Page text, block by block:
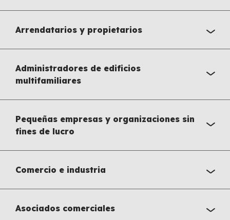
Arrendatarios y propietarios
Administradores de edificios
multifamiliares
Pequeñas empresas y organizaciones sin
fines de lucro
Comercio e industria
Asociados comerciales